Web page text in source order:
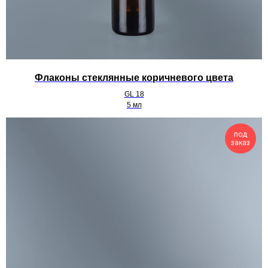
Флаконы стеклянные коричневого цвета
GL 18
5 мл
под
заказ